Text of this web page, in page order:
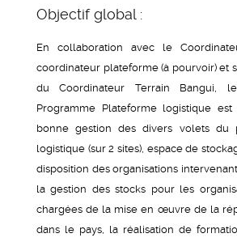
Objectif global :
En collaboration avec le
coordinateur plateforme (à pourvoir) et
du Coordinateur Terrain Bangui,
Programme Plateforme logistique
bonne gestion des divers volets du
logistique (sur 2 sites), espace de
disposition des organisations
la gestion des stocks pour les
chargées de la mise en œuvre de la
dans le pays, la réalisation de